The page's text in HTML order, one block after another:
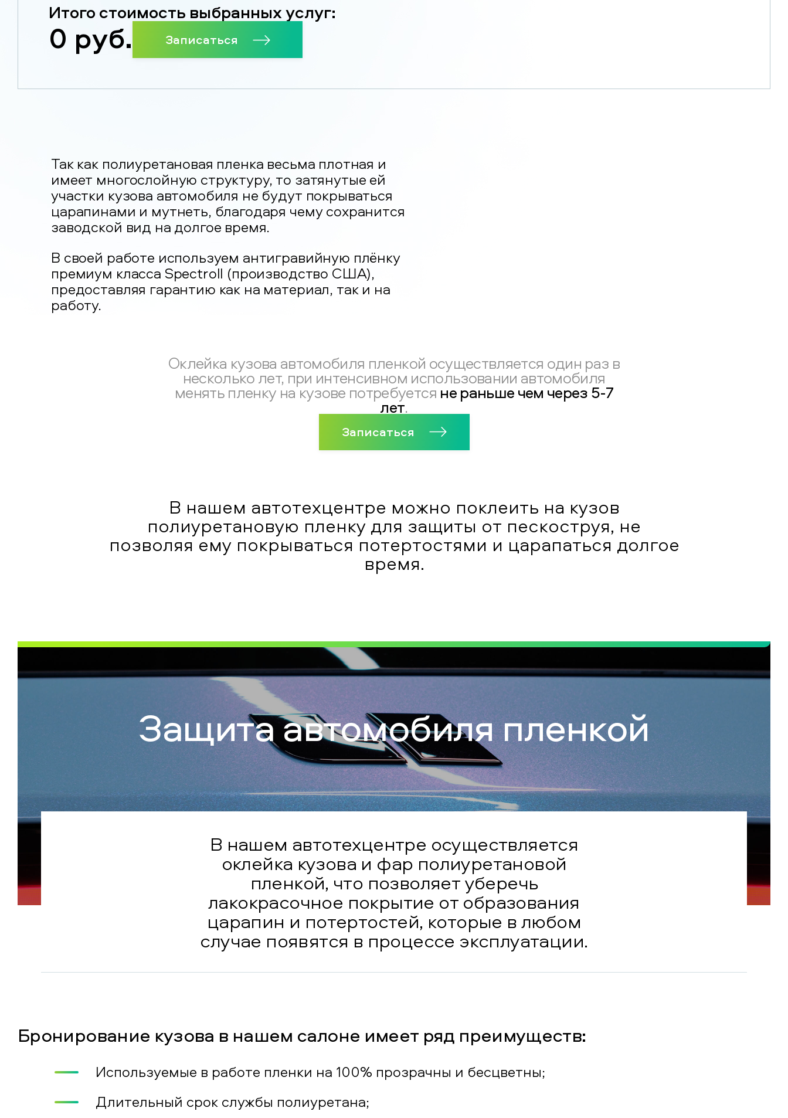
Итого стоимость выбранных услуг:
0 руб. Записаться
Так как полиуретановая пленка весьма плотная и
имеет многослойную структуру, то затянутые ей
участки кузова автомобиля не будут покрываться
царапинами и мутнеть, благодаря чему сохранится
заводской вид на долгое время.
В своей работе используем антигравийную плёнку
премиум класса Spectroll (производство США),
предоставляя гарантию как на материал, так и на
работу.
Оклейка кузова автомобиля пленкой осуществляется один раз в
несколько лет, при интенсивном использовании автомобиля
менять пленку на кузове потребуется не раньше чем через 5-7
лет.
Записаться
В нашем автотехцентре можно поклеить на кузов
полиуретановую пленку для защиты от пескоструя, не
позволяя ему покрываться потертостями и царапаться долгое
время.
Защита автомобиля пленкой
В нашем автотехцентре осуществляется
оклейка кузова и фар полиуретановой
пленкой, что позволяет уберечь
лакокрасочное покрытие от образования
царапин и потертостей, которые в любом
случае появятся в процессе эксплуатации.
Бронирование кузова в нашем салоне имеет ряд преимуществ:
Используемые в работе пленки на 100% прозрачны и бесцветны;
Длительный срок службы полиуретана;